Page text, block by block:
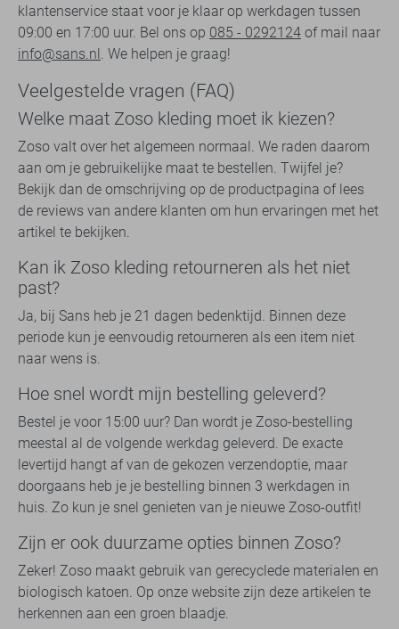
klantenservice staat voor je klaar op werkdagen tussen
09:00 en 17:00 uur. Bel ons op 085 - 0292124 of mail naar
info@sans.nl. We helpen je graag!
Veelgestelde vragen (FAQ)
Welke maat Zoso kleding moet ik kiezen?
Zoso valt over het algemeen normaal. We raden daarom
aan om je gebruikelijke maat te bestellen. Twijfel je?
Bekijk dan de omschrijving op de productpagina of lees
de reviews van andere klanten om hun ervaringen met het
artikel te bekijken.
Kan ik Zoso kleding retourneren als het niet
past?
Ja, bij Sans heb je 21 dagen bedenktijd. Binnen deze
periode kun je eenvoudig retourneren als een item niet
naar wens is.
Hoe snel wordt mijn bestelling geleverd?
Bestel je voor 15:00 uur? Dan wordt je Zoso-bestelling
meestal al de volgende werkdag geleverd. De exacte
levertijd hangt af van de gekozen verzendoptie, maar
doorgaans heb je je bestelling binnen 3 werkdagen in
huis. Zo kun je snel genieten van je nieuwe Zoso-outfit!
Zijn er ook duurzame opties binnen Zoso?
Zeker! Zoso maakt gebruik van gerecyclede materialen en
biologisch katoen. Op onze website zijn deze artikelen te
herkennen aan een groen blaadje.